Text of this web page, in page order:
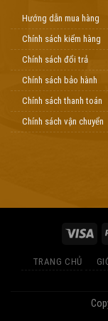
Hướng dẫn mua hàng
Chính sách kiểm hàng
Chính sách đổi trả
Chính sách bảo hành
Chính sách thanh toán
Chính sách vận chuyển
TRANG CHỦ